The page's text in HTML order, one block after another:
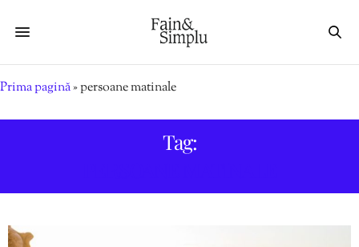
Prima pagină»persoane matinale
Tag: